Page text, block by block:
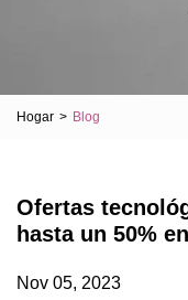
Hogar > Blog
Ofertas
hasta un 50%
Nov 05, 2023